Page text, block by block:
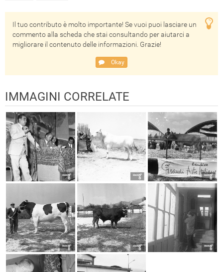
Il tuo contributo è molto importante! Se vuoi puoi lasciare un
commento alla scheda che stai consultando per aiutarci a
migliorare il contenuto delle informazioni. Grazie!
Okay
IMMAGINI CORRELATE